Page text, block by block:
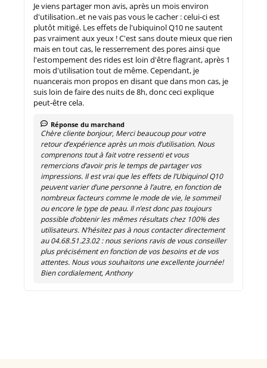
Je viens partager mon avis, après un mois environ
d'utilisation..et ne vais pas vous le cacher : celui-ci est
plutôt mitigé. Les effets de l'ubiquinol Q10 ne sautent
pas vraiment aux yeux ! C'est sans doute mieux que rien
mais en tout cas, le resserrement des pores ainsi que
l'estompement des rides est loin d'être flagrant, après 1
mois d'utilisation tout de même. Cependant, je
nuancerais mon propos en disant que dans mon cas, je
suis loin de faire des nuits de 8h, donc ceci explique
peut-être cela.
Réponse du marchand
Chère cliente bonjour, Merci beaucoup pour votre
retour d’expérience après un mois d’utilisation. Nous
comprenons tout à fait votre ressenti et vous
remercions d’avoir pris le temps de partager vos
impressions. Il est vrai que les effets de l’Ubiquinol Q10
peuvent varier d’une personne à l’autre, en fonction de
nombreux facteurs comme le mode de vie, le sommeil
ou encore le type de peau. Il n’est donc pas toujours
possible d’obtenir les mêmes résultats chez 100% des
utilisateurs. N’hésitez pas à nous contacter directement
au 04.68.51.23.02 : nous serions ravis de vous conseiller
plus précisément en fonction de vos besoins et de vos
attentes. Nous vous souhaitons une excellente journée!
Bien cordialement, Anthony